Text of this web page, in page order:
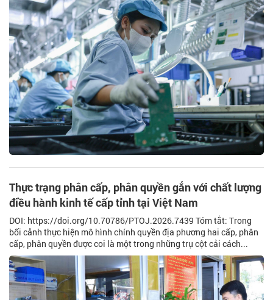
Thực trạng phân cấp, phân quyền gắn với chất lượng
điều hành kinh tế cấp tỉnh tại Việt Nam
DOI: https://doi.org/10.70786/PTOJ.2026.7439 Tóm tắt: Trong
bối cảnh thực hiện mô hình chính quyền địa phương hai cấp, phân
cấp, phân quyền được coi là một trong những trụ cột cải cách...